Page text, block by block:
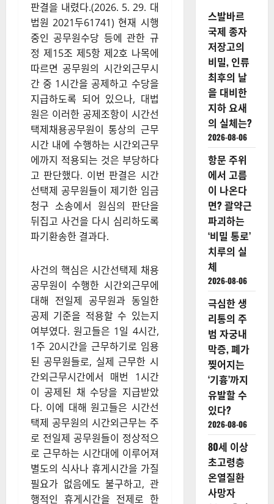
판결을 내렸다.(2026. 5. 29. 대
법원 2021두61741) 현재 시행
중인 공무원수당 등에 관한 규
정 제15조 제5항 제2호 나목에
따르면 공무원의 시간외근무시
간 중 1시간을 공제하고 수당을
지급하도록 되어 있으나, 대법
원은 이러한 공제조항이 시간선
택제채용공무원이 통상의 근무
시간 내에 수행하는 시간외근무
에까지 적용되는 것은 부당하다
고 판단했다. 이번 판결은 시간
선택제 공무원들이 제기한 임금
청구 소송에서 원심의 판단을
뒤집고 사건을 다시 심리하도록
파기환송한 결과다.
사건의 핵심은 시간선택제 채용
공무원이 수행한 시간외근무에
대해 전일제 공무원과 동일한
공제 기준을 적용할 수 있는지
여부였다. 원고들은 1일 4시간,
1주 20시간을 근무하기로 임용
된 공무원들로, 실제 근무한 시
간외근무시간에서 매번 1시간
이 공제된 채 수당을 지급받았
다. 이에 대해 원고들은 시간선
택제 공무원의 시간외근무는 주
로 전일제 공무원들이 정상적으
로 근무하는 시간대에 이루어져
별도의 식사나 휴게시간을 가질
필요가 없음에도 불구하고, 관
행적인 휴게시간을 전제로 한
스발바르
국제 종자
저장고의
비밀, 인류
최후의 날
을 대비한
지하 요새
의 실체는?
2026-08-06
항문 주위
에서 고름
이 나온다
면? 괄약근
파괴하는
‘비밀 통로’
치루의 실
체
2026-08-06
극심한 생
리통의 주
범 자궁내
막증, 폐가
찢어지는
‘기흉’까지
유발할 수
있다?
2026-08-06
80세 이상
초고령층
온열질환
사망자